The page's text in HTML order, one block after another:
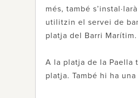
més, també
utilitzin el servei de
platja del Barri Marítim.
A la platja de la Paella
platja. També hi ha